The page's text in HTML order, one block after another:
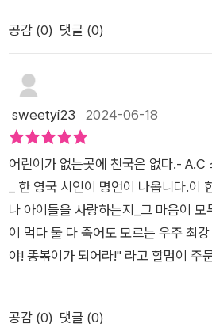
요하다 '예전에는 흔히 아이들을 온 마
가며 같이 키웠는데요즘은 그런 모습
할멈은 K-히어로 판타지물로아이들의
볶이 할멈이아이들의 고민을 해결해
서는 똥볶이 할멈에게 라이벌이 생겼
던 아이들이 문방구가 생기니떡볶이
가버려요아이들이 변한 모습을 보게
가보니 수상한 안경 게임기를 발견하
으로 받는 스트레스를 풀수 있다는과
판매하고 있었는데요아이들은 안경
시간을 보내지만중독되어 좀비처럼
이들 학교 앞에도 문구점이 있는데요
공감 (0) 댓글 (0)
sweetyi23 2024-06-18
어린이가 없는곳에 천국은 없다.- A.C
_ 한 영국 시인이 명언이 나옵니다.이
나 아이들을 사랑하는지_그 마음이
이 먹다 둘 다 죽어도 모르는 우주 최
야! 똥볶이가 되어라!" 라고 할멈이 주
르는 사람은 없겠지요⁉️☑️1권이 출간
공감 (0) 댓글 (0)